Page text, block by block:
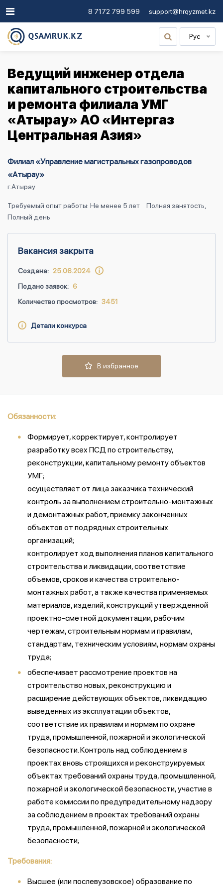
8 7172 799 599 support@hrqyzmet.kz
Рус
Ведущий инженер отдела
капитального строительства
и ремонта филиала УМГ
«Атырау» АО «Интергаз
Центральная Азия»
Филиал «Управление магистральных газопроводов
«Атырау»
г.Атырау
Требуемый опыт работы: Не менее 5 лет
Полная занятость,
Полный день
Вакансия закрыта
Создана: 25.06.2024
Подано заявок: 6
Количество просмотров: 3451
Детали конкурса
В избранное
Обязанности:
Формирует, корректирует, контролирует
разработку всех ПСД по строительству,
реконструкции, капитальному ремонту объектов
УМГ;
осуществляет от лица заказчика технический
контроль за выполнением строительно-монтажных
и демонтажных работ, приемку законченных
объектов от подрядных строительных
организаций;
контролирует ход выполнения планов капитального
строительства и ликвидации, соответствие
объемов, сроков и качества строительно-
монтажных работ, а также качества применяемых
материалов, изделий, конструкций утвержденной
проектно-сметной документации, рабочим
чертежам, строительным нормам и правилам,
стандартам, техническим условиям, нормам охраны
труда;
обеспечивает рассмотрение проектов на
строительство новых, реконструкцию и
расширение действующих объектов, ликвидацию
выведенных из эксплуатации объектов,
соответствие их правилам и нормам по охране
труда, промышленной, пожарной и экологической
безопасности. Контроль над соблюдением в
проектах вновь строящихся и реконструируемых
объектах требований охраны труда, промышленной,
пожарной и экологической безопасности, участие в
работе комиссии по предупредительному надзору
за соблюдением в проектах требований охраны
труда, промышленной, пожарной и экологической
безопасности;
Требования:
Высшее (или послевузовское) образование по